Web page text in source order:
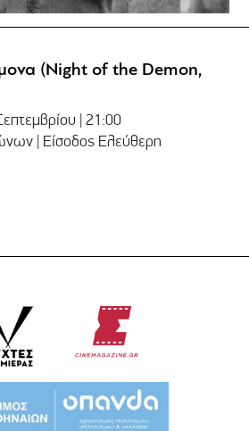
(Night of the Demon,
| 21:00
| Είσοδος Ελεύθερη